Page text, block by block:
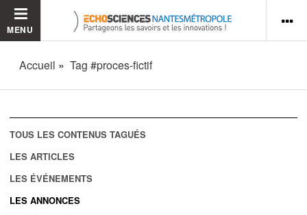
MENU
Accueil Tag #proces-fictif
TOUS LES CONTENUS TAGUÉS
LES ARTICLES
LES ÉVÉNEMENTS
LES ANNONCES